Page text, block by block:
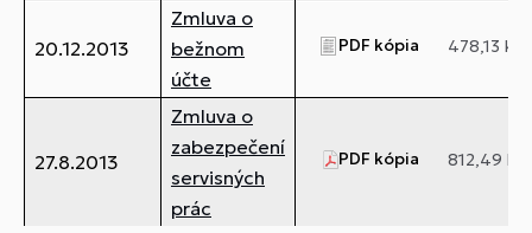
20.12.2013
Zmluva o
bežnom
účte
PDF kópia 478,13 kB
27.8.2013
Zmluva o
zabezpečení
servisných
prác
PDF kópia 812,49 kB